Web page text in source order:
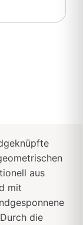
aus
mit
die